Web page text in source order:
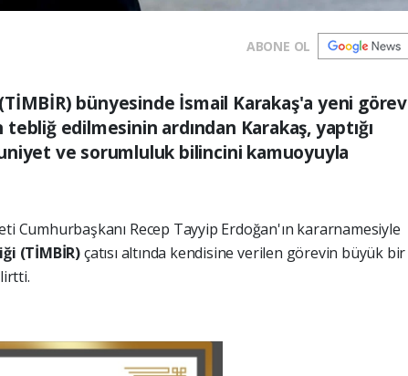
ABONE OL
bünyesinde İsmail Karakaş'a yeni görev
edilmesinin ardından Karakaş, yaptığı
ve sorumluluk bilincini kamuoyuyla
Cumhurbaşkanı Recep Tayyip Erdoğan'ın kararnamesiyle
(TİMBİR)çatısı altında kendisine verilen görevin büyük bir